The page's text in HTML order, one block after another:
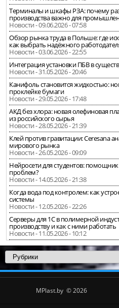
Терминалы и шкафы РЗА: почему
производства важно для
Новости - 09.06.2026 - 07:58
Обзор рынка труда в Польше: где
как выбрать надёжного
Новости - 03.06.2026 - 22:55
Интеграция установки ПБВ в
Новости - 31.05.2026 - 20:46
Канифоль становится жидкостью:
проклейке бумаги
Новости - 29.05.2026 - 17:48
АКД без хлора: новая олефиновая
из российского сырья
Новости - 28.05.2026 - 21:39
Клей против гравитации: Ceresana
мирового рынка
Новости - 26.05.2026 - 09:09
Нейросети для студентов:
проблем?
Новости - 14.05.2026 - 21:38
Когда вода под контролем: как
системы
Новости - 12.05.2026 - 22:26
Серверы для 1С в полимерной
производству и как с ними работать
Новости - 11.05.2026 - 10:12
MPlast.by © 2026